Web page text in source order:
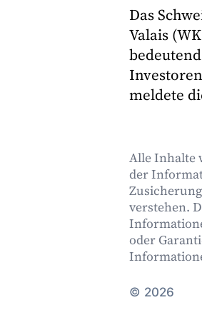
Das
Valais
meldete
Alle Inhalte
der
verstehen.
oder
© 2026